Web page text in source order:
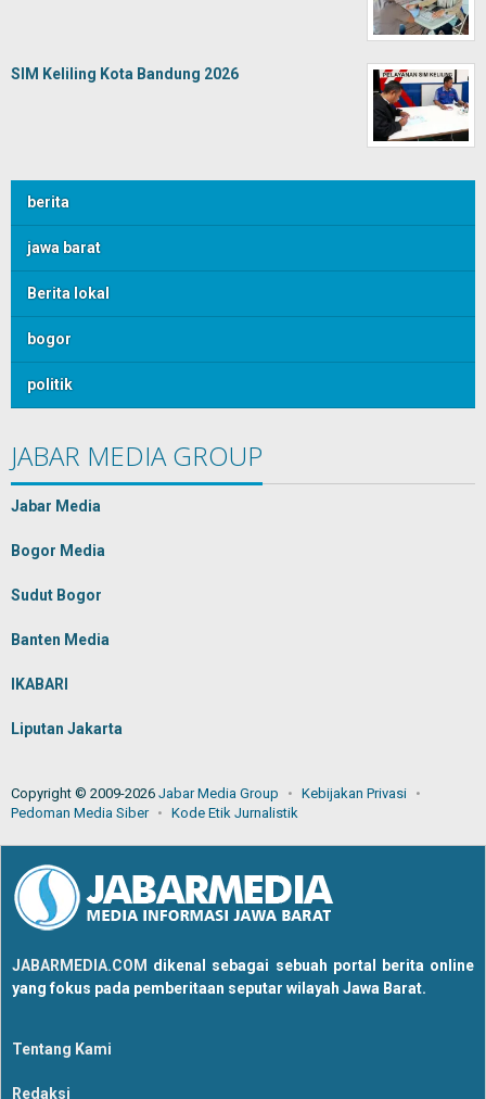
SIM Keliling Kota Bandung 2026
berita
jawa barat
Berita lokal
bogor
politik
JABAR MEDIA GROUP
Jabar Media
Bogor Media
Sudut Bogor
Banten Media
IKABARI
Liputan Jakarta
Copyright © 2009-2026 Jabar Media Group
Kebijakan Privasi
Pedoman Media Siber
Kode Etik Jurnalistik
JABARMEDIA.COM dikenal sebagai sebuah portal berita online
yang fokus pada pemberitaan seputar wilayah Jawa Barat.
Tentang Kami
Redaksi